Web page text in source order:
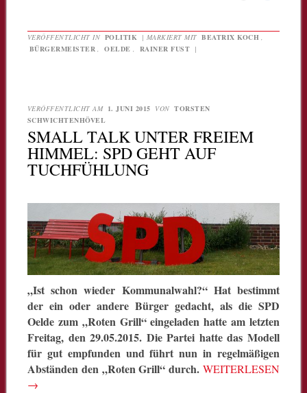
VERÖFFENTLICHT IN POLITIK | MARKIERT MIT BEATRIX KOCH
BÜRGERMEISTER
OELDE RAINER FUST |
VERÖFFENTLICHT AM 1. JUNI 2015 VON TORSTEN
SCHWICHTENHÖVEL
SMALL TALK UNTER FREIEM
HIMMEL: SPD GEHT AUF
TUCHFÜHLUNG
„Ist schon wieder Kommunalwahl?“ Hat bestimmt
der ein oder andere Bürger gedacht, als die SPD
Oelde zum „Roten Grill“ eingeladen hatte am letzten
Freitag, den 29.05.2015. Die Partei hatte das Modell
für gut empfunden und führt nun in regelmäßigen
Abständen den „Roten Grill“ durch. WEITERLESEN
→